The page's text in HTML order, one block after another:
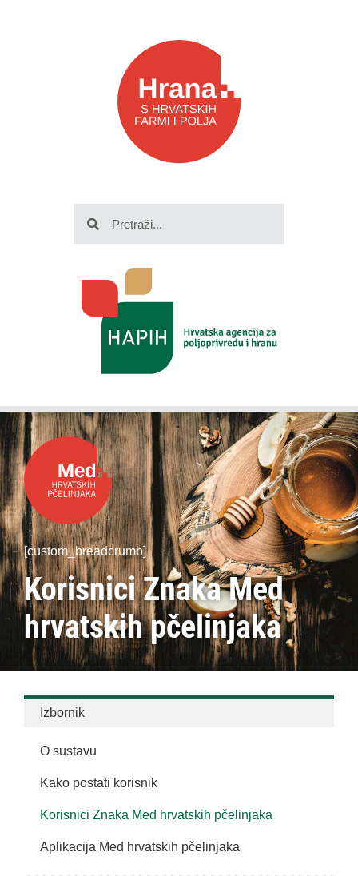
[custom_breadcrumb]
Korisnici Znaka Med
hrvatskih pčelinjaka
Izbornik
O sustavu
Kako postati korisnik
Korisnici Znaka Med hrvatskih pčelinjaka
Aplikacija Med hrvatskih pčelinjaka